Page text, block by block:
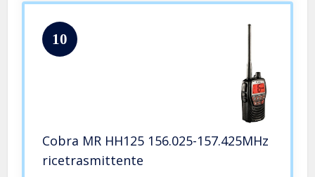
10
Cobra MR HH125 156.025-157.425MHz
ricetrasmittente